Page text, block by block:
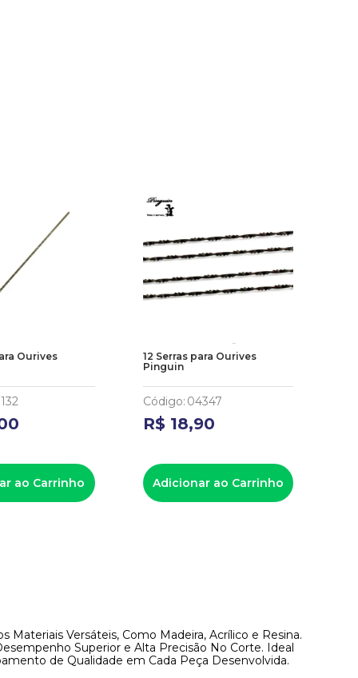
Ourives
ao Carrinho
12 Serras para Ourives
Pinguin
Código: 04347
R$ 18,90
Adicionar ao Carrinho
Materiais Versáteis, Como Madeira, Acrílico e Resina.
Superior e Alta Precisão No Corte. Ideal
de Qualidade em Cada Peça Desenvolvida.